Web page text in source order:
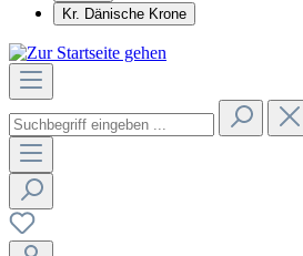
Kr. Dänische Krone